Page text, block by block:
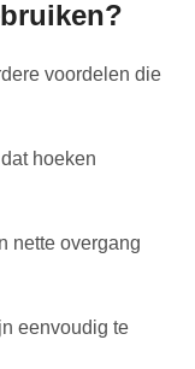
voordelen die
hoeken
nette overgang
eenvoudig te